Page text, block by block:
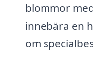
blommor
innebära en
om